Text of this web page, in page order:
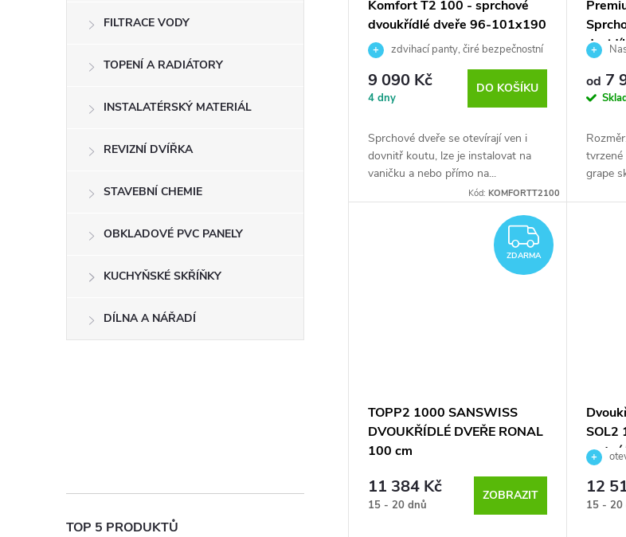
FILTRACE VODY
TOPENÍ A RADIÁTORY
INSTALATÉRSKÝ MATERIÁL
REVIZNÍ DVÍŘKA
STAVEBNÍ CHEMIE
OBKLADOVÉ PVC PANELY
KUCHYŇSKÉ SKŘÍŇKY
DÍLNA A NÁŘADÍ
TOP 5 PRODUKTŮ
k
Komfort T2 100 - sprchové
dvoukřídlé dveře 96-101x190
cm zdvihací panty, čiré bezpečnostní
9 090 Kč
4 dny
DO KOŠÍKU
Sprchové dveře se otevírají ven i
dovnitř koutu, lze je instalovat na
vaničku a nebo přímo na...
Kód:KOMFORTT2100
101
od 7
tvrzené
grape
ZDARMA
ZDARMA
TOPP2 1000 SANSWISS
DVOUKŘÍDLÉ DVEŘE RONAL
100 cm
11 384 Kč
15 - 20 dnů
ZOBRAZIT
SOL2
12
15 - 20